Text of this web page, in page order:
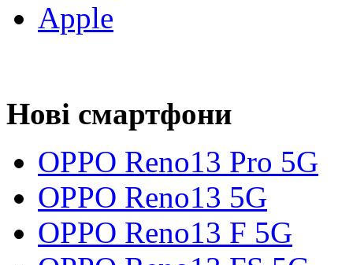
Apple
Нові смартфони
OPPO Reno13 Pro 5G
OPPO Reno13 5G
OPPO Reno13 F 5G